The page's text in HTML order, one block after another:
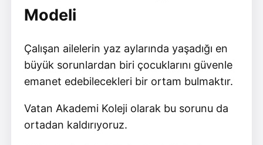
Modeli
Çalışan ailelerin yaz aylarında yaşadığı en
büyük sorunlardan biri çocuklarını güvenle
emanet edebilecekleri bir ortam bulmaktır.
Vatan Akademi Koleji olarak bu sorunu da
ortadan kaldırıyoruz.